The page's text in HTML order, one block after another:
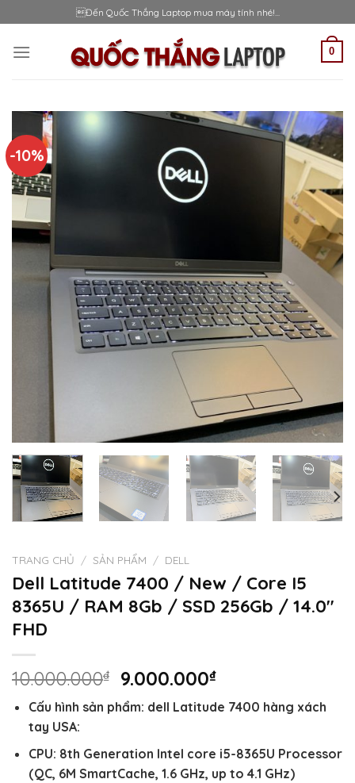
to
content
Đến Quốc Thắng Laptop mua máy tính nhé!...
0
-10%
TRANG CHỦ / SẢN PHẨM / DELL
Dell Latitude 7400 / New / Core I5
8365U / RAM 8Gb / SSD 256Gb / 14.0″
FHD
10.000.000₫
Giá
gốc
là:
9.000.000₫Giá
hiện
tại
9.000.000₫.
Cấu hình sản phẩm: dell Latitude 7400 hàng xách
tay USA:
CPU: 8th Generation Intel core i5-8365U Processor
(QC, 6M SmartCache, 1.6 GHz, up to 4.1 GHz)